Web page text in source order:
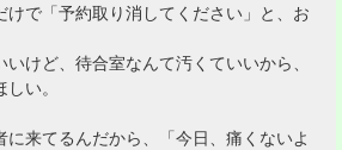
けで「予約取り消してください」と、お
けど、待合室なんて汚くていいから、
い。
来てるんだから、「今日、痛くないよ